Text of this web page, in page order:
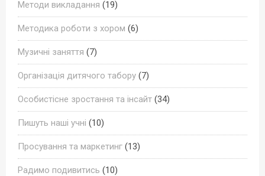
Методи викладання (19)
Методика роботи з хором (6)
Музичні заняття (7)
Організація дитячого табору (7)
Особистісне зростання та інсайт (34)
Пишуть наші учні (10)
Просування та маркетинг (13)
Радимо подивитись (10)